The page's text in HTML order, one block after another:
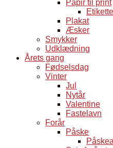
Papir til print
Plakat
Æsker
Smykker
Udklædning
Årets gang
Fødselsdag
Vinter
Jul
Nytår
Valentine
Fastelavn
Forår
Påske